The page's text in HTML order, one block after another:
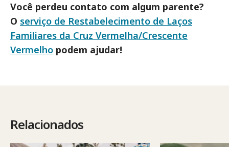
Você perdeu contato com algum parente?
O serviço de Restabelecimento de Laços
Familiares da Cruz Vermelha/Crescente
Vermelho podem ajudar!
Relacionados